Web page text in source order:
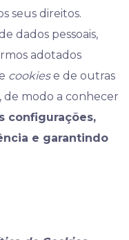
seus direitos.
dados pessoais,
adotados
cookiese de outras
, de modo a conhecer
configurações,
e garantindo